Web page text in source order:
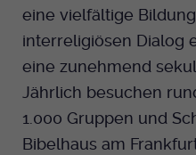
eine vielfältige
interreligiösen Dialog
eine zunehmend
Jährlich besuchen
1.000 Gruppen und
Bibelhaus am